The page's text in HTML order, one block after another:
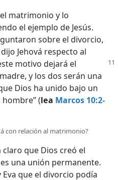
matrimonio y lo
el ejemplo de Jesús.
sobre el divorcio,
Jehová respecto al
motivo dejará el
y los dos serán una
Dios ha unido bajo un
(lea Marcos 10:2-
con relación al matrimonio?
que Dios creó el
una unión permanente.
Eva que el divorcio podía